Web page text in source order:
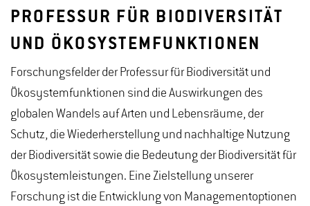
PROFESSUR FÜR BIODIVERSITÄT
UND ÖKOSYSTEMFUNKTIONEN
Forschungsfelder der Professur für Biodiversität und
Ökosystemfunktionen sind die Auswirkungen des
globalen Wandels auf Arten und Lebensräume, der
Schutz, die Wiederherstellung und nachhaltige Nutzung
der Biodiversität sowie die Bedeutung der Biodiversität für
Ökosystemleistungen. Eine Zielstellung unserer
Forschung ist die Entwicklung von Managementoptionen